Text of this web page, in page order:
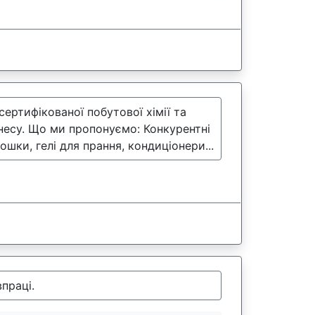
побутової хімії та
Що ми пропонуємо: Конкурентні
гелі для прання, кондиціонери...